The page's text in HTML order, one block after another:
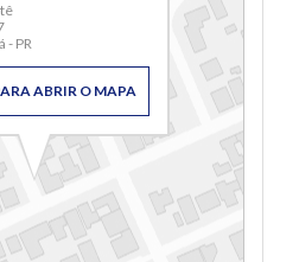
- PR
ABRIR O MAPA